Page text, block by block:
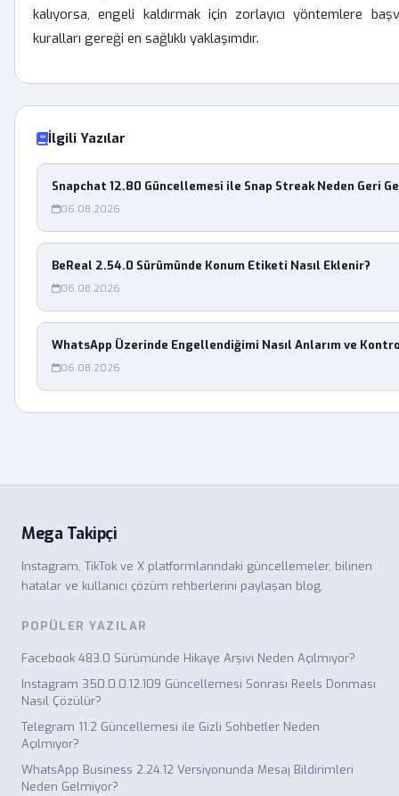
kalıyorsa, engeli kaldırmak için zorlayıcı yöntemlere
kuralları gereği en sağlıklı yaklaşımdır.
İlgili Yazılar
Snapchat 12.80 Güncellemesi ile Snap Streak Neden Geri
06.08.2026
BeReal 2.54.0 Sürümünde Konum Etiketi Nasıl Eklenir?
06.08.2026
WhatsApp Üzerinde Engellendiğimi Nasıl Anlarım ve
06.08.2026
Mega Takipçi
Instagram, TikTok ve X platformlarındaki güncellemeler, bilinen
hatalar ve kullanıcı çözüm rehberlerini paylaşan blog.
POPÜLER YAZILAR
Facebook 483.0 Sürümünde Hikaye Arşivi Neden Açılmıyor?
Instagram 350.0.0.12.109 Güncellemesi Sonrası Reels Donması
Nasıl Çözülür?
Telegram 11.2 Güncellemesi ile Gizli Sohbetler Neden
Açılmıyor?
WhatsApp Business 2.24.12 Versiyonunda Mesaj Bildirimleri
Neden Gelmiyor?